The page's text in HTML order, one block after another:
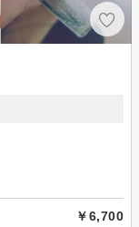
￥6,700